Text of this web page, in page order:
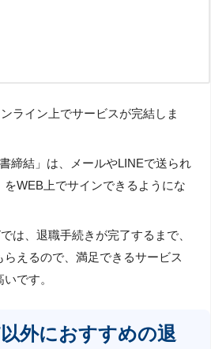
ライン上でサービスが完結しま
締結」は、メールやLINEで送られ
WEB上でサインできるようにな
は、退職手続きが完了するまで、
らえるので、満足できるサービス
です。
外におすすめの退